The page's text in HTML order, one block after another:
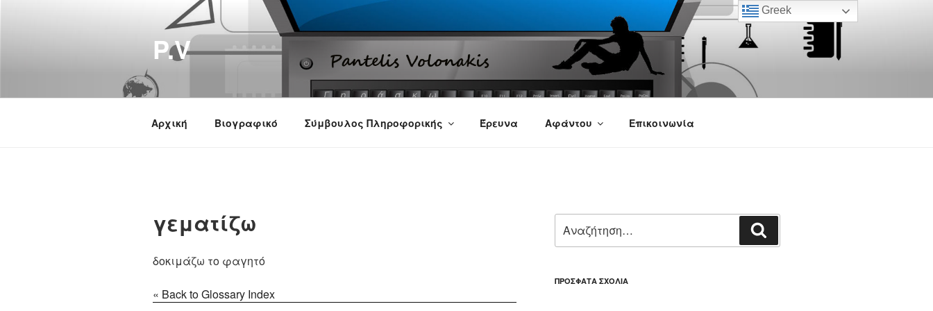
P.V
Αρχική Βιογραφικό Σύμβουλος Πληροφορικής Έρευνα Αφάντου Επικοινωνία
γεματίζω
δοκιμάζω το φαγητό
« Back to Glossary Index
για:
ΠΡΌΣΦΑΤΑ ΣΧΌΛΙΑ
Greek